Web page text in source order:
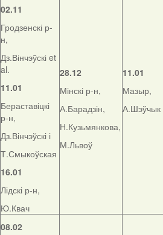
02.11
Гродзенскі р-
н,
Дз.Вінчэўскі et
al.
11.01
Бераставіцкі
р-н,
Дз.Вінчэўскі і
Т.Смыкоўская
16.01
Лідскі р-н,
Ю.Квач
28.12
Мінскі р-н,
А.Барадзін,
Н.Кузьмянкова,
М.Львоў
11.01
Мазыр,
А.Шэўчык
08.02